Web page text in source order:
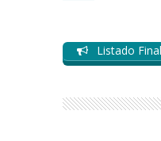
Listado